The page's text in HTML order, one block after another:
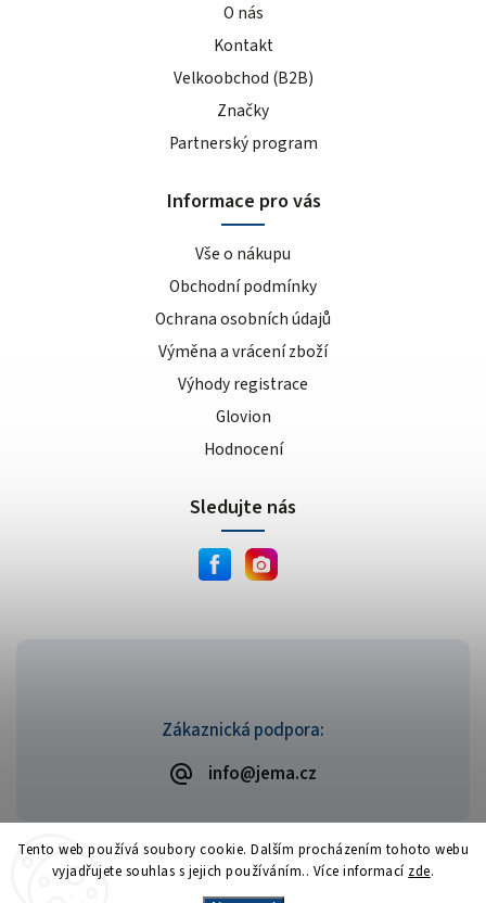
Tento web používá soubory cookie. Dalším procházením tohoto webu
vyjadřujete souhlas s jejich používáním.. Více informací zde.
Zákaznická podpora:
info@jema.cz
O nás
Kontakt
Velkoobchod (B2B)
Značky
Partnerský program
Informace pro vás
Vše o nákupu
Obchodní podmínky
Ochrana osobních údajů
Výměna a vrácení zboží
Výhody registrace
Glovion
Hodnocení
Sledujte nás
Copyright 2026JEMA.cz. Všechna práva vyhrazena.